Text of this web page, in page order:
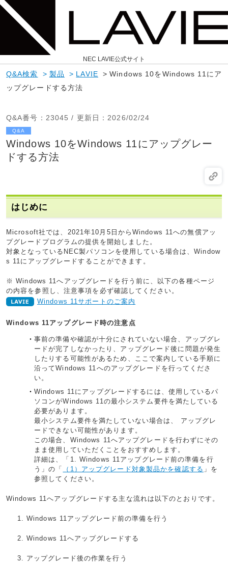
NEC LAVIE公式サイト
Q&A検索 > 製品 > LAVIE > Windows 10をWindows 11にア
ップグレードする方法
Q&A番号 ：23045 / 更新日 ：2026/02/24
Q&A
Windows 10をWindows 11にアップグレー
ドする方法
はじめに
Microsoft社では、2021年10月5日からWindows 11への無償アッ
プグレードプログラムの提供を開始しました。
対象となっているNEC製パソコンを使用している場合は、Window
s 11にアップグレードすることができます。
※ Windows 11へアップグレードを行う前に、以下の各種ページ
の内容を参照し、注意事項を必ず確認してください。
Windows 11サポートのご案内
Windows 11アップグレード時の注意点
事前の準備や確認が十分にされていない場合、アップグレ
ードが完了しなかったり、アップグレード後に問題が発生
したりする可能性があるため、ここで案内している手順に
沿ってWindows 11へのアップグレードを行ってくださ
い。
Windows 11にアップグレードするには、使用しているパ
ソコンがWindows 11の最小システム要件を満たしている
必要があります。
最小システム要件を満たしていない場合は、 アップグレ
ードできない可能性があります。
この場合、Windows 11へアップグレードを行わずにその
まま使用していただくことをおすすめします。
詳細は、「1. Windows 11アップグレード前の準備を行
う」の「
（1）アップグレード対象製品かを確認する 」を
参照してください。
Windows 11へアップグレードする主な流れは以下のとおりです。
Windows 11アップグレード前の準備を行う
Windows 11へアップグレードする
アップグレード後の作業を行う